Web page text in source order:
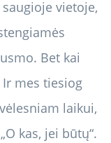
vietoje,
Bet kai
mes tiesiog
laikui,
kas, jei būtų“.